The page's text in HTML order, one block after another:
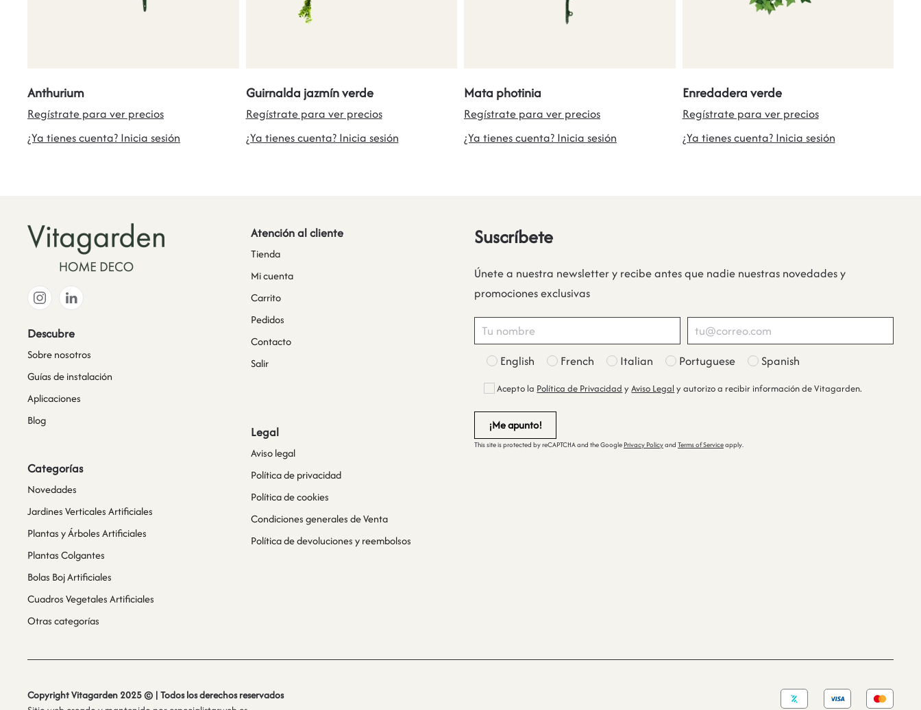
Anthurium
Regístrate para ver precios
¿Ya tienes cuenta? Inicia sesión
Guirnalda jazmín verde
Regístrate para ver precios
¿Ya tienes cuenta? Inicia sesión
Mata photinia
Regístrate para ver precios
¿Ya tienes cuenta? Inicia sesión
Enredadera verde
Regístrate para ver precios
¿Ya tienes cuenta? Inicia sesión
Descubre
Sobre nosotros
Guías de instalación
Aplicaciones
Blog
Categorías
Novedades
Jardines Verticales Artificiales
Plantas y Árboles Artificiales
Plantas Colgantes
Bolas Boj Artificiales
Cuadros Vegetales Artificiales
Otras categorías
Atención al cliente
Tienda
Mi cuenta
Carrito
Pedidos
Contacto
Salir
Legal
Aviso legal
Política de privacidad
Política de cookies
Condiciones generales de Venta
Política de devoluciones y reembolsos
Suscríbete
Únete a nuestra newsletter y recibe antes que nadie nuestras novedades y
promociones exclusivas
English French Italian Portuguese Spanish
Acepto la Política de Privacidad yAviso Legal y autorizo a recibir información de Vitagarden.
This site is protected by reCAPTCHA and the Google Privacy Policyand Terms of Serviceapply.
Copyright Vitagarden 2025 © | Todos los derechos reservados